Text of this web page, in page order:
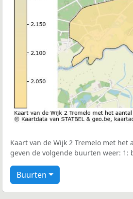
Kaart van de Wijk 2 Tremelo met
geven de volgende buurten weer: 1:
Buurten